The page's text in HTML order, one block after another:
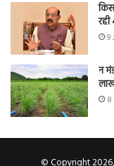
9
न
8
© Copyright